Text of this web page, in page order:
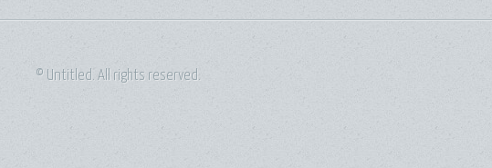
© Untitled. All rights reserved.